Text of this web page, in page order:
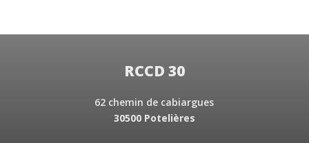
RCCD 30
62 chemin de cabiargues
30500 Potelières